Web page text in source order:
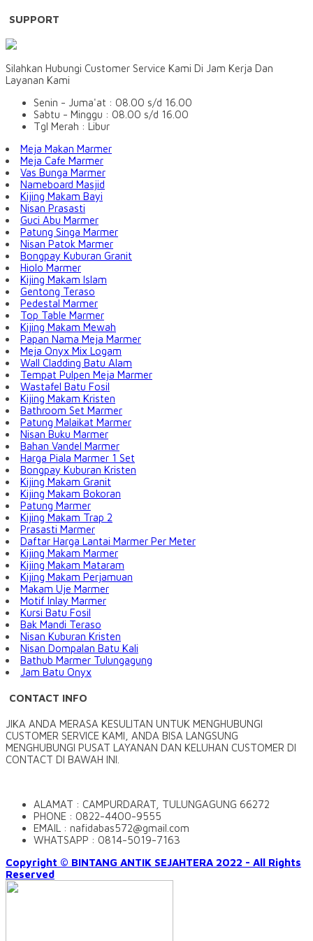
SUPPORT
Silahkan Hubungi Customer Service Kami Di Jam Kerja Dan
Layanan Kami
Senin - Juma'at : 08.00 s/d 16.00
Sabtu - Minggu : 08.00 s/d 16.00
Tgl Merah : Libur
Meja Makan Marmer
Meja Cafe Marmer
Vas Bunga Marmer
Nameboard Masjid
Kijing Makam Bayi
Nisan Prasasti
Guci Abu Marmer
Patung Singa Marmer
Nisan Patok Marmer
Bongpay Kuburan Granit
Hiolo Marmer
Kijing Makam Islam
Gentong Teraso
Pedestal Marmer
Top Table Marmer
Kijing Makam Mewah
Papan Nama Meja Marmer
Meja Onyx Mix Logam
Wall Cladding Batu Alam
Tempat Pulpen Meja Marmer
Wastafel Batu Fosil
Kijing Makam Kristen
Bathroom Set Marmer
Patung Malaikat Marmer
Nisan Buku Marmer
Bahan Vandel Marmer
Harga Piala Marmer 1 Set
Bongpay Kuburan Kristen
Kijing Makam Granit
Kijing Makam Bokoran
Patung Marmer
Kijing Makam Trap 2
Prasasti Marmer
Daftar Harga Lantai Marmer Per Meter
Kijing Makam Marmer
Kijing Makam Mataram
Kijing Makam Perjamuan
Makam Uje Marmer
Motif Inlay Marmer
Kursi Batu Fosil
Bak Mandi Teraso
Nisan Kuburan Kristen
Nisan Dompalan Batu Kali
Bathub Marmer Tulungagung
Jam Batu Onyx
CONTACT INFO
JIKA ANDA MERASA KESULITAN UNTUK MENGHUBUNGI
CUSTOMER SERVICE KAMI, ANDA BISA LANGSUNG
MENGHUBUNGI PUSAT LAYANAN DAN KELUHAN CUSTOMER DI
CONTACT DI BAWAH INI.
ALAMAT : CAMPURDARAT, TULUNGAGUNG 66272
PHONE : 0822-4400-9555
EMAIL : nafidabas572@gmail.com
WHATSAPP : 0814-5019-7163
Copyright © BINTANG ANTIK SEJAHTERA 2022 - All Rights
Reserved